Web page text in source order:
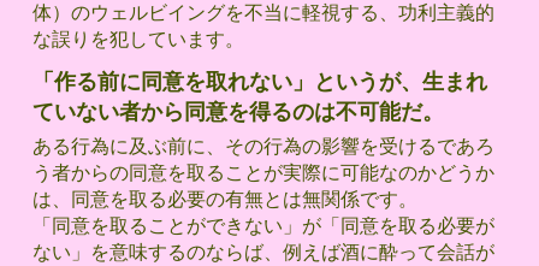
体）のウェルビイングを不当に軽視する、功利主義的
な誤りを犯しています。
「作る前に同意を取れない」というが、生まれ
ていない者から同意を得るのは不可能だ。
ある行為に及ぶ前に、その行為の影響を受けるであろ
う者からの同意を取ることが実際に可能なのかどうか
は、同意を取る必要の有無とは無関係です。
「同意を取ることができない」が「同意を取る必要が
ない」を意味するのならば、例えば酒に酔って会話が